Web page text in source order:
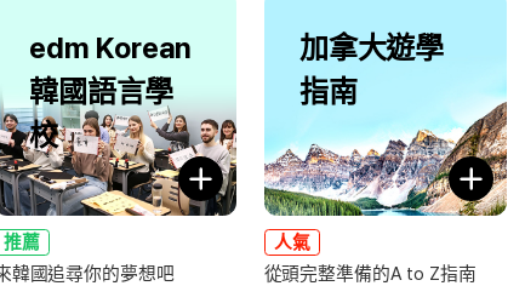
edm Korean
韓國語言學
校
推薦
韓國追尋你的夢想吧
加拿大遊學
指南
人氣
從頭完整準備的A to Z指南